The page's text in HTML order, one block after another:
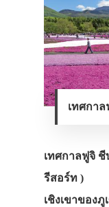
เทศกา
เทศกาลฟูจิ
รีสอร์ท )
เชิงเขาของ